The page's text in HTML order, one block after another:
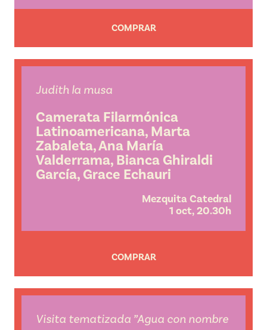
COMPRAR
Judith la musa
Camerata Filarmónica
Latinoamericana, Marta
Zabaleta, Ana María
Valderrama, Bianca Ghiraldi
García, Grace Echauri
Mezquita Catedral
1 oct, 20.30h
COMPRAR
Visita tematizada ”Agua con nombre